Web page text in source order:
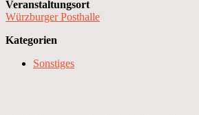
Veranstaltungsort
Würzburger Posthalle
Kategorien
Sonstiges